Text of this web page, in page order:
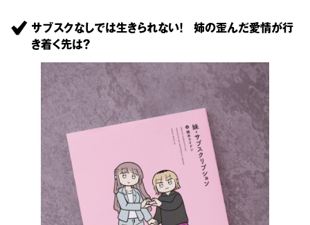
サブスクなしでは生きられない！ 姉の歪んだ愛情が行
き着く先は？